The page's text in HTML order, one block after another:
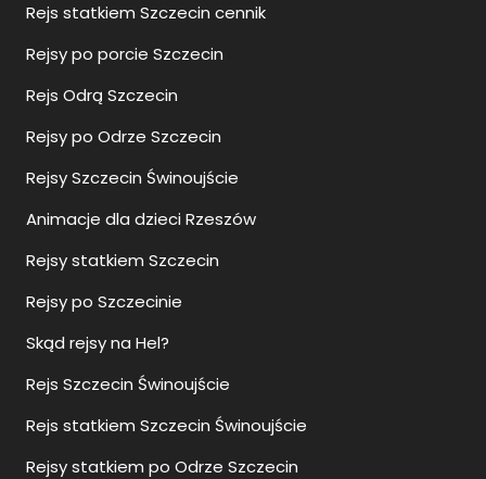
Rejs statkiem Szczecin cennik
Rejsy po porcie Szczecin
Rejs Odrą Szczecin
Rejsy po Odrze Szczecin
Rejsy Szczecin Świnoujście
Animacje dla dzieci Rzeszów
Rejsy statkiem Szczecin
Rejsy po Szczecinie
Skąd rejsy na Hel?
Rejs Szczecin Świnoujście
Rejs statkiem Szczecin Świnoujście
Rejsy statkiem po Odrze Szczecin